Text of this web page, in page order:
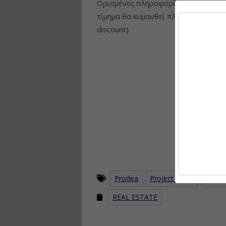
Ορισμένες πληροφορίες που δεν
τίμημα θα κυμανθεί πλησίον του
discount).
Prodea Project Terra
REAL ESTATE